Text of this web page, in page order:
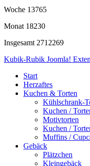
Woche 13765
Monat 18230
Insgesamt 2712269
Kubik-Rubik Joomla!
Start
Herzaftes
Kuchen & Torten
Kühlschrank-
Kuchen /
Motivtorten
Kuchen /
Muffins /
Gebäck
Plätzchen
Kleingebäck